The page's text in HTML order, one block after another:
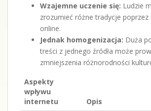
Wzajemne uczenie się: Ludzie
zrozumieć różne tradycje poprzez
online.
Jednak homogenizacja: Duża
treści z jednego źródła może
zmniejszenia różnorodności
Aspekty
wpływu
internetu
Opis